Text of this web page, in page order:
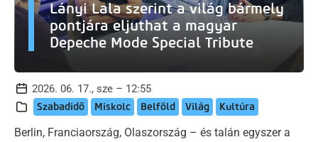
Lányi Lala szerint a világ bármely
pontjára eljuthat a magyar
Depeche Mode Special Tribute
2026. 06. 17., sze – 12:55
Szabadidő Miskolc Belföld Világ Kultúra
Berlin, Franciaország, Olaszország – és talán egyszer a